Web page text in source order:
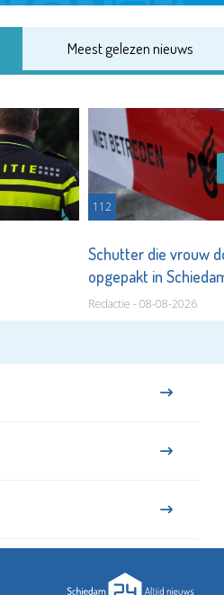
Meest gelezen nieuws
112
Schutter die vrouw
opgepakt in
Redactie - 08-08-2026